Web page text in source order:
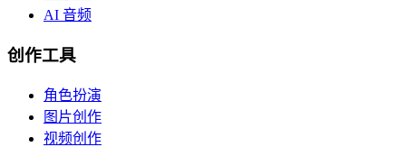
AI 音频
创作工具
角色扮演
图片创作
视频创作